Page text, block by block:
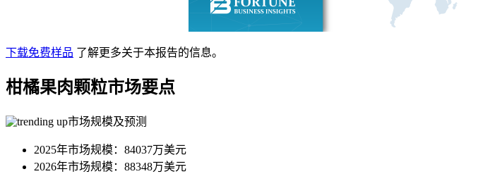
下载免费样品 了解更多关于本报告的信息。
柑橘果肉颗粒市场要点
市场规模及预测
2025年市场规模：84037万美元
2026年市场规模：88348万美元